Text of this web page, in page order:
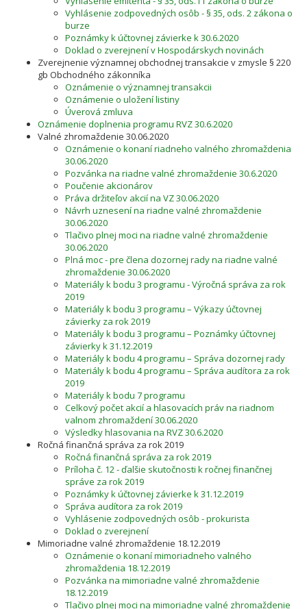
Vyhlásenie zodpovedných osôb - § 35, ods. 2 zákona o
burze
Poznámky k účtovnej závierke k 30.6.2020
Doklad o zverejnení v Hospodárskych novinách
Zverejnenie významnej obchodnej transakcie v zmysle § 220
gb Obchodného zákonníka
Oznámenie o významnej transakcii
Oznámenie o uložení listiny
Úverová zmluva
Oznámenie doplnenia programu RVZ 30.6.2020
Valné zhromaždenie 30.06.2020
Oznámenie o konaní riadneho valného zhromaždenia
30.06.2020
Pozvánka na riadne valné zhromaždenie 30.6.2020
Poučenie akcionárov
Práva držiteľov akcií na VZ 30.06.2020
Návrh uznesení na riadne valné zhromaždenie
30.06.2020
Tlačivo plnej moci na riadne valné zhromaždenie
30.06.2020
Plná moc - pre člena dozornej rady na riadne valné
zhromaždenie 30.06.2020
Materiály k bodu 3 programu - Výročná správa za rok
2019
Materiály k bodu 3 programu – Výkazy účtovnej
závierky za rok 2019
Materiály k bodu 3 programu – Poznámky účtovnej
závierky k 31.12.2019
Materiály k bodu 4 programu – Správa dozornej rady
Materiály k bodu 4 programu – Správa audítora za rok
2019
Materiály k bodu 7 programu
Celkový počet akcií a hlasovacích práv na riadnom
valnom zhromaždení 30.06.2020
Výsledky hlasovania na RVZ 30.6.2020
Ročná finančná správa za rok 2019
Ročná finančná správa za rok 2019
Príloha č. 12 - ďalšie skutočnosti k ročnej finančnej
správe za rok 2019
Poznámky k účtovnej závierke k 31.12.2019
Správa audítora za rok 2019
Vyhlásenie zodpovedných osôb - prokurista
Doklad o zverejnení
Mimoriadne valné zhromaždenie 18.12.2019
Oznámenie o konaní mimoriadneho valného
zhromaždenia 18.12.2019
Pozvánka na mimoriadne valné zhromaždenie
18.12.2019
Tlačivo plnej moci na mimoriadne valné zhromaždenie